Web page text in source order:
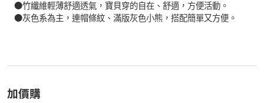
●竹纖維輕薄舒適透氣，寶貝穿的自在、舒適，方便活動。
●灰色系為主，連帽條紋、滿版灰色小熊，搭配簡單又方便。
加價購